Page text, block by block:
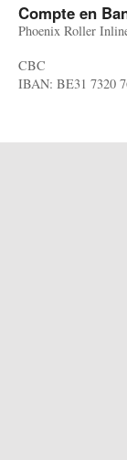
Compte en
Phoenix Roller
CBC
IBAN: BE31 7320